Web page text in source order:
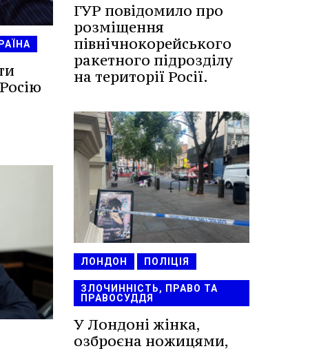
ГУР повідомило про
розміщення
північнокорейського
ракетного підрозділу
на території Росії.
ЛОНДОН ПОЛІЦІЯ
ЗЛОЧИННІСТЬ, ПРАВО ТА
ПРАВОСУДДЯ
У Лондоні жінка,
озброєна ножицями,